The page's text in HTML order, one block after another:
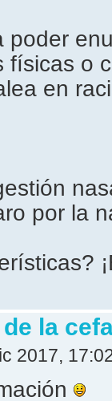
físicas o
en
por la
la
2017,